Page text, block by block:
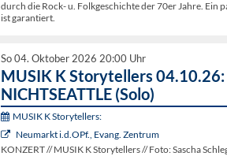
durch die Rock- u. Folkgeschichte der 70er Jahre. Ein
ist garantiert.
So 04. Oktober 2026 20:00 Uhr
MUSIK K Storytellers 04.10.26:
NICHTSEATTLE (Solo)
MUSIK K Storytellers:
Neumarkt i.d.OPf., Evang. Zentrum
KONZERT // MUSIK K Storytellers // Foto: Sascha